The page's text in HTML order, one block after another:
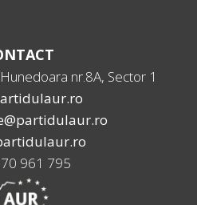
nr.8A, Sector 1
961 795